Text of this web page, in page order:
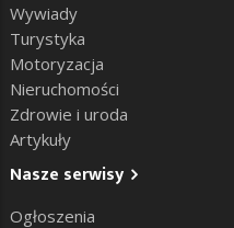
Wywiady
Turystyka
Motoryzacja
Nieruchomości
Zdrowie i uroda
Artykuły
Nasze serwisy
Ogłoszenia